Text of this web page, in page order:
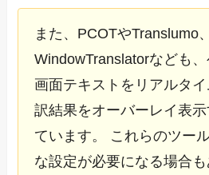
また、PCOTやTranslumo、
WindowTranslatorなども
画面テキストをリアルタ
訳結果をオーバーレイ表
ています。 これらのツー
な設定が必要になる場合